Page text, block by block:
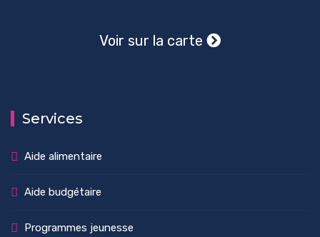
Voir sur la carte
Services
Aide alimentaire
Aide budgétaire
Programmes jeunesse